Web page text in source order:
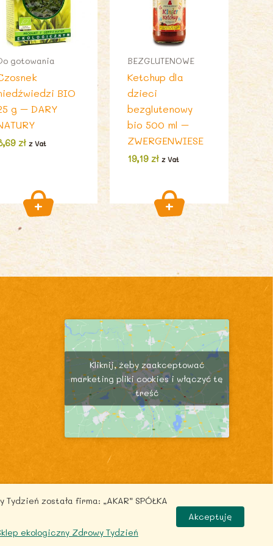
gotowania
BIO
g – DARY
zł z Vat
BEZGLUTENOWE
Ketchup dla
dzieci
bezglutenowy
bio 500 ml –
ZWERGENWIESE
19,19zł z Vat
Kliknij, żeby zaakceptować
marketing pliki cookies i włączyć tę
treść
została firma: „AKAR” SPÓŁKA
ekologiczny Zdrowy Tydzień
Akceptuję